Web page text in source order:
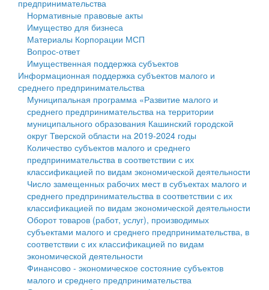
Государственные услуги
Промышленность и АПК
Экономика и бизнес
...
Символика
Устав
Гостям округа
Туризм
Культура
Образование
Здравоохранение
Социальная защита
Фотоальбом
муниципального округа Тверской области
Администрация Кашинского муниципального округа
Тверской области
Управление сельскими территориями
Открытые данные
Работа с обращениями граждан
Муниципальный контроль
Муниципальные услуги
Проекты административных регламентов
Антимонопольный комплаенс
Противодействие коррупции
Финансовое управление
Бюджет для граждан
Имущество
Выявление правообладателей ранее учтенных
объектов недвижимости
Имущественная поддержка субъектов малого и
среднего предпринимательства
Информационная поддержка субъектов малого и
среднего предпринимательства
Муниципальные программы
Контрольно-счетная палата
Персональные данные
предпринимательства
Нормативные правовые акты
Имущество для бизнеса
Материалы Корпорации МСП
Вопрос-ответ
Имущественная поддержка субъектов
Информационная поддержка субъектов малого и
среднего предпринимательства
Муниципальная программа «Развитие малого и
среднего предпринимательства на территории
муниципального образования Кашинский городской
округ Тверской области на 2019-2024 годы
Количество субъектов малого и среднего
предпринимательства в соответствии с их
классификацией по видам экономической деятельности
Число замещенных рабочих мест в субъектах малого и
среднего предпринимательства в соответствии с их
классификацией по видам экономической деятельности
Оборот товаров (работ, услуг), производимых
субъектами малого и среднего предпринимательства, в
соответствии с их классификацией по видам
экономической деятельности
Финансово - экономическое состояние субъектов
малого и среднего предпринимательства